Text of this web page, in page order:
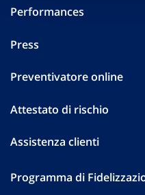
Performances
Press
Preventivatore online
Attestato di rischio
Assistenza clienti
Programma di